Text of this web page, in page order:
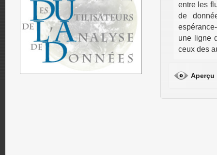
entre les
de
une ligne
ceux des
Aperçu